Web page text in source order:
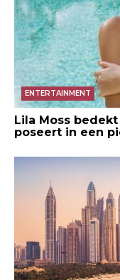
ENTERTAINMENT
Lila Moss
poseert in een